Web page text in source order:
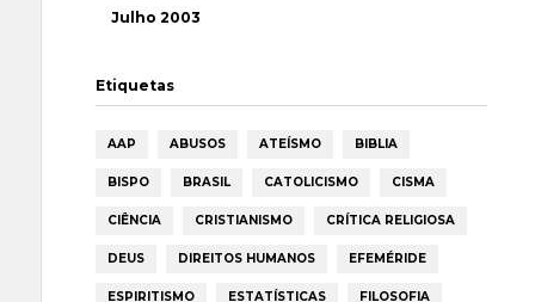
Julho 2003
Etiquetas
AAP ABUSOS ATEÍSMO BIBLIA
BISPO BRASIL CATOLICISMO CISMA
CIÊNCIA CRISTIANISMO CRÍTICA RELIGIOSA
DEUS DIREITOS HUMANOS EFEMÉRIDE
ESPIRITISMO ESTATÍSTICAS FILOSOFIA